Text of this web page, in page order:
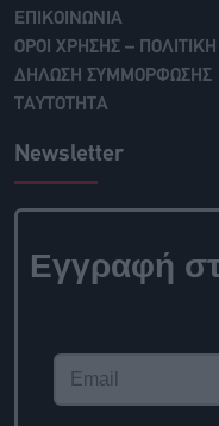
ΕΠΙΚΟΙΝΩΝΙΑ
ΟΡΟΙ ΧΡΗΣΗΣ –
ΔΗΛΩΣΗ ΣΥΜΜΟΡΦΩΣΗΣ
ΤΑΥΤΟΤΗΤΑ
Newsletter
Εγγραφή